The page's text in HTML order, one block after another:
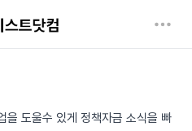
을 도울수 있게 정책자금 소식을 빠